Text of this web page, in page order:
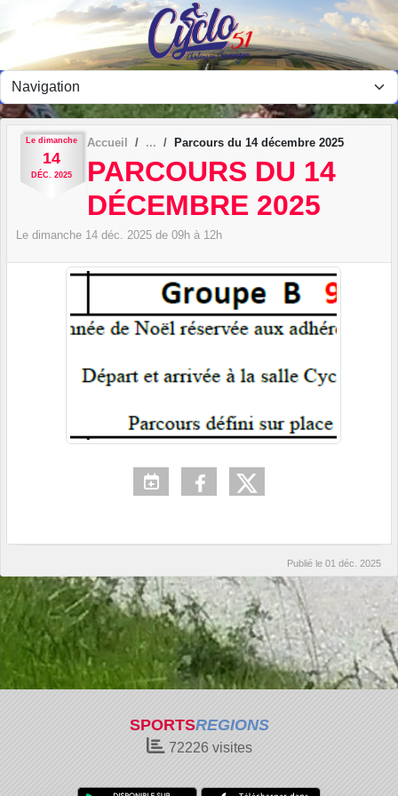
Le dimanche
14
DÉC. 2025
Accueil Parcours du 14 décembre 2025
PARCOURS DU 14
DÉCEMBRE 2025
Le dimanche 14 déc. 2025 de 09h à 12h
Publié le 01 déc. 2025
SPORTSREGIONS
72226visites
Panneau de gestion des cookies